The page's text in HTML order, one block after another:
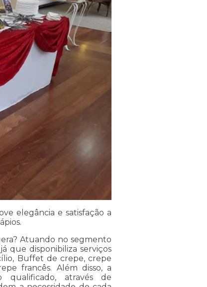
elegância e satisfação a
Atuando no segmento
que disponibiliza serviços
Buffet de crepe, crepe
francês. Além disso, a
através de